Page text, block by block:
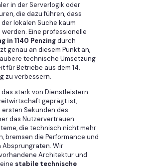
in der Serverlogik oder
die dazu führen, dass
lokalen Suche kaum
Eine professionelle
in 1140 Penzingdurch
genau an diesem Punkt an,
technische Umsetzung
für Betriebe aus dem 14.
zu verbessern.
das stark von Dienstleistern
geprägt ist,
Sekunden des
das Nutzervertrauen.
die technisch nicht mehr
bremsen die Performance und
Absprungraten. Wir
Architektur und
stabile technische